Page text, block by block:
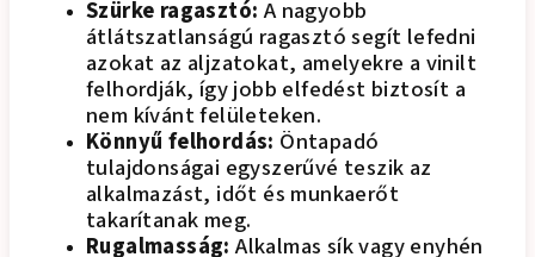
Szürke ragasztó:A nagyobb
átlátszatlanságú ragasztó segít lefedni
azokat az aljzatokat, amelyekre a vinilt
felhordják, így jobb elfedést biztosít a
nem kívánt felületeken.
Könnyű felhordás: Öntapadó
tulajdonságai egyszerűvé teszik az
alkalmazást, időt és munkaerőt
takarítanak meg.
Rugalmasság:Alkalmas sík vagy enyhén